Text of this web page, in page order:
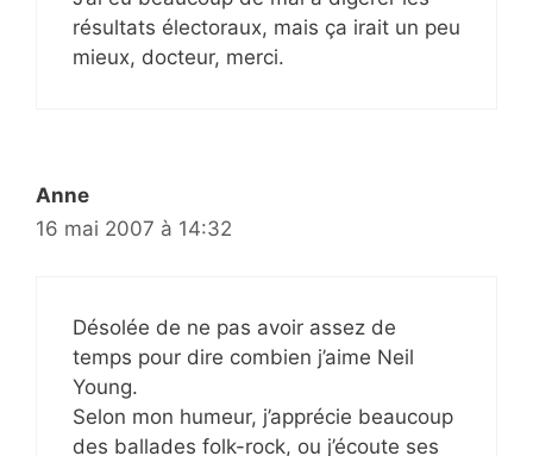
résultats électoraux, mais ça irait un peu
mieux, docteur, merci.
Anne
16 mai 2007 à 14:32
Désolée de ne pas avoir assez de
temps pour dire combien j’aime Neil
Young.
Selon mon humeur, j’apprécie beaucoup
des ballades folk-rock, ou j’écoute ses